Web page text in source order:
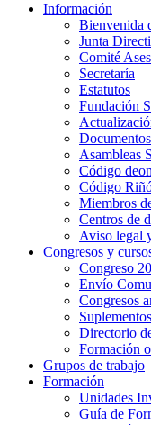
Información
Bienvenida
Junta
Comité
Secretaría
Estatutos
Fundación
Documentos
Asambleas
Código
Código
Miembros
Centros de
Aviso legal
Congresos y
Congreso
Envío
Congresos
Directorio
Formación
Grupos de trabajo
Formación
Unidades
Guía de